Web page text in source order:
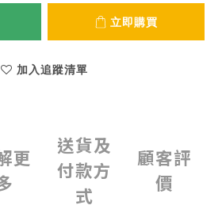
立即購買
加入追蹤清單
更
送貨及
付款方
式
顧客評
價